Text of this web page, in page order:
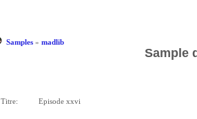
Samples» madlib
Sample
Titre: Episode xxvi